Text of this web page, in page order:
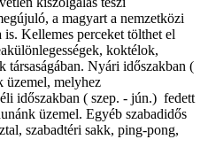
a magyart a nemzetközi
Kellemes perceket tölthet el
koktélok,
társaságában. Nyári időszakban (
üzemel, melyhez
időszakban ( szep. - jún.) fedett
üzemel. Egyéb szabadidős
szabadtéri sakk, ping-pong,